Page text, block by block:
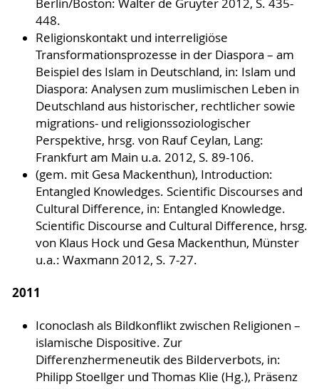
Berlin/Boston: Walter de Gruyter 2012, S. 435-
448.
Religionskontakt und interreligiöse
Transformationsprozesse in der Diaspora – am
Beispiel des Islam in Deutschland, in: Islam und
Diaspora: Analysen zum muslimischen Leben in
Deutschland aus historischer, rechtlicher sowie
migrations- und religionssoziologischer
Perspektive, hrsg. von Rauf Ceylan, Lang:
Frankfurt am Main u.a. 2012, S. 89-106.
(gem. mit Gesa Mackenthun), Introduction:
Entangled Knowledges. Scientific Discourses and
Cultural Difference, in: Entangled Knowledge.
Scientific Discourse and Cultural Difference, hrsg.
von Klaus Hock und Gesa Mackenthun, Münster
u.a.: Waxmann 2012, S. 7-27.
2011
Iconoclash als Bildkonflikt zwischen Religionen –
islamische Dispositive. Zur
Differenzhermeneutik des Bilderverbots, in:
Philipp Stoellger und Thomas Klie (Hg.), Präsenz